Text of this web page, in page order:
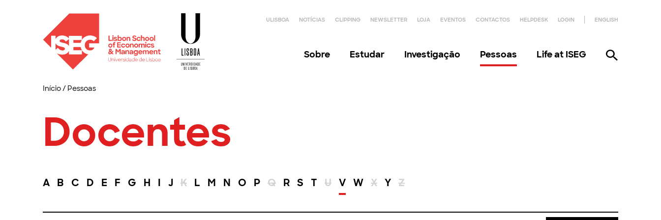
ULISBOA NOTÍCIAS CLIPPING NEWSLETTER LOJA EVENTOS CONTACTOS HELPDESK LOGIN ENGLISH
Sobre Estudar Investigação Pessoas Life at ISEG
Início/ Pessoas
Docentes
A B C D E F G H I J K L M N O P Q R S T U V W X Y Z